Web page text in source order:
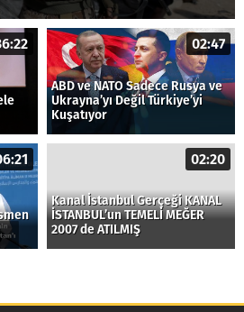
02:47
ABD ve NATO Sadece Rusya ve
Ukrayna’yı Değil Türkiye’yi
Kuşatıyor
02:20
Kanal İstanbul Gerçeği KANAL
İSTANBUL’un TEMELİ MEĞER
2007 de ATILMIŞ